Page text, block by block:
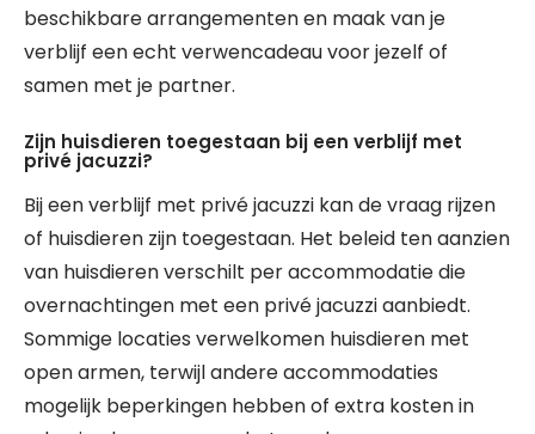
beschikbare arrangementen en maak van je
verblijf een echt verwencadeau voor jezelf of
samen met je partner.
Zijn huisdieren toegestaan bij een verblijf met
privé jacuzzi?
Bij een verblijf met privé jacuzzi kan de vraag rijzen
of huisdieren zijn toegestaan. Het beleid ten aanzien
van huisdieren verschilt per accommodatie die
overnachtingen met een privé jacuzzi aanbiedt.
Sommige locaties verwelkomen huisdieren met
open armen, terwijl andere accommodaties
mogelijk beperkingen hebben of extra kosten in